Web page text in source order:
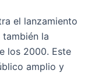
el lanzamiento
la
los 2000. Este
amplio y